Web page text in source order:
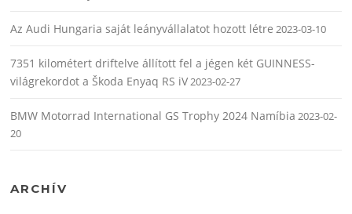
Az Audi Hungaria saját leányvállalatot hozott létre 2023-03-10
7351 kilométert driftelve állított fel a jégen két GUINNESS-
világrekordot a Škoda Enyaq RS iV2023-02-27
BMW Motorrad International GS Trophy 2024 Namíbia 2023-02-
20
ARCHÍV